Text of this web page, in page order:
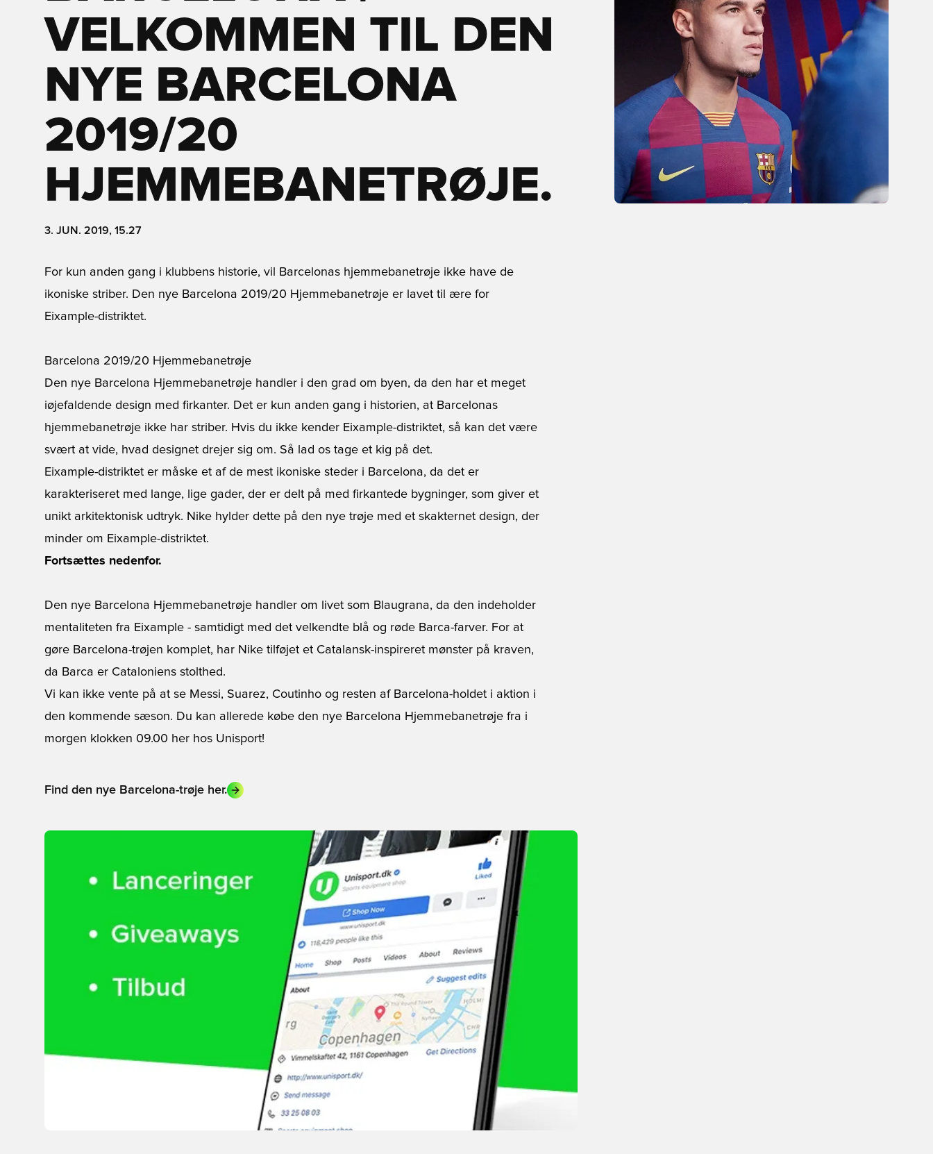
VELKOMMEN TIL DEN
NYE BARCELONA
2019/20
HJEMMEBANETRØJE.
3. JUN. 2019, 15.27
For kun anden gang i klubbens historie, vil Barcelonas hjemmebanetrøje ikke have de
ikoniske striber. Den nye Barcelona 2019/20 Hjemmebanetrøje er lavet til ære for
Eixample-distriktet.
Barcelona 2019/20 Hjemmebanetrøje
Den nye Barcelona Hjemmebanetrøje handler i den grad om byen, da den har et meget
iøjefaldende design med firkanter. Det er kun anden gang i historien, at Barcelonas
hjemmebanetrøje ikke har striber. Hvis du ikke kender Eixample-distriktet, så kan det være
svært at vide, hvad designet drejer sig om. Så lad os tage et kig på det.
Eixample-distriktet er måske et af de mest ikoniske steder i Barcelona, da det er
karakteriseret med lange, lige gader, der er delt på med firkantede bygninger, som giver et
unikt arkitektonisk udtryk. Nike hylder dette på den nye trøje med et skakternet design, der
minder om Eixample-distriktet.
Fortsættes nedenfor.
Den nye Barcelona Hjemmebanetrøje handler om livet som Blaugrana, da den indeholder
mentaliteten fra Eixample - samtidigt med det velkendte blå og røde Barca-farver. For at
gøre Barcelona-trøjen komplet, har Nike tilføjet et Catalansk-inspireret mønster på kraven,
da Barca er Cataloniens stolthed.
Vi kan ikke vente på at se Messi, Suarez, Coutinho og resten af Barcelona-holdet i aktion i
den kommende sæson. Du kan allerede købe den nye Barcelona Hjemmebanetrøje fra i
morgen klokken 09.00 her hos Unisport!
Find den nye Barcelona-trøje her.